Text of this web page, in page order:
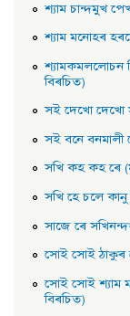
শ্যাম চান্দমুখ
শ্যাম মনােহৰ
শ্যামকমললােচন
বিৰচিত)
সই দেখাে দেখাে
সই বনে বনমালী
সখি কহ কহ ৰে
সখি হে চলে কানু
সাজে ৰে
সােই সােই ঠাকুৰ
সােই সােই শ্যাম
বিৰচিত)